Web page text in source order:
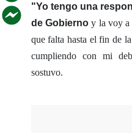
"Yo tengo una
de Gobierno y la voy a
que falta hasta el fin de
cumpliendo con mi
sostuvo.